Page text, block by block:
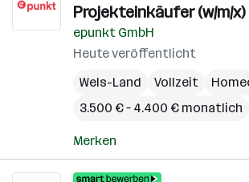
Projekteinkäufer (w/m/x)
epunkt GmbH
Heute veröffentlicht
Wels-Land
Vollzeit
3.500 € – 4.400 € monatlich
Merken